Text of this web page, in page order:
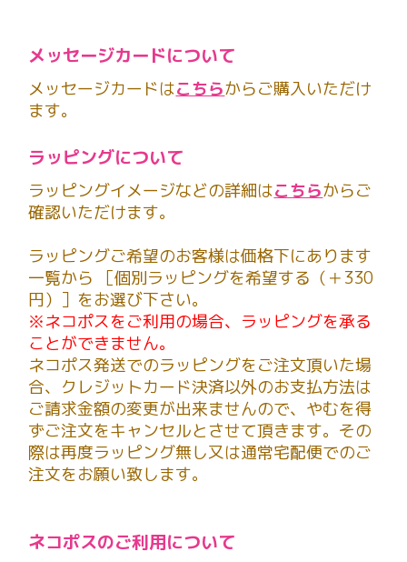
メッセージカードについて
メッセージカードはこちらからご購入いただけ
ます。
ラッピングについて
ラッピングイメージなどの詳細はこちらからご
確認いただけます。
ラッピングご希望のお客様は価格下にあります
一覧から ［個別ラッピングを希望する（＋330
円）］をお選び下さい。
※ネコポスをご利用の場合、ラッピングを承る
ことができません。
ネコポス発送でのラッピングをご注文頂いた場
合、クレジットカード決済以外のお支払方法は
ご請求金額の変更が出来ませんので、やむを得
ずご注文をキャンセルとさせて頂きます。その
際は再度ラッピング無し又は通常宅配便でのご
注文をお願い致します。
ネコポスのご利用について